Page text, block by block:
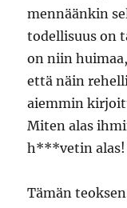
mennäänkin
todellisuus on
on niin
että näin
aiemmin
Miten alas
h***vetin alas!
Tämän